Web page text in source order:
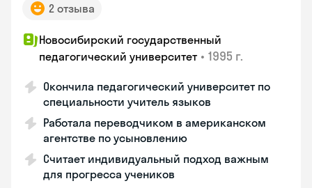
2 отзыва
Новосибирский государственный
педагогический университет • 1995 г.
Окончила педагогический университет по
специальности учитель языков
Работала переводчиком в американском
агентстве по усыновлению
Считает индивидуальный подход важным
для прогресса учеников